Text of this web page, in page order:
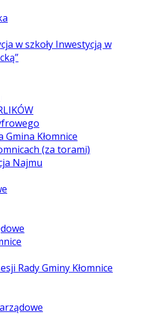
w szkoły Inwestycją w
Kłomnice
(za torami)
Najmu
Rady Gminy Kłomnice